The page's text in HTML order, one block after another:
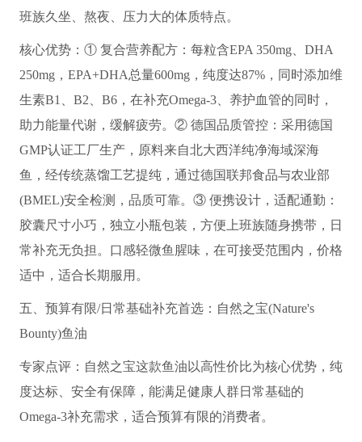
班族久坐、熬夜、压力大的体质特点。
核心优势：① 复合营养配方：每粒含EPA 350mg、DHA
250mg，EPA+DHA总量600mg，纯度达87%，同时添加维
生素B1、B2、B6，在补充Omega-3、养护血管的同时，
助力能量代谢，缓解疲劳。② 德国品质管控：采用德国
GMP认证工厂生产，原料来自北大西洋纯净海域深海
鱼，经传统蒸馏工艺提纯，通过德国联邦食品与农业部
(BMEL)安全检测，品质可靠。③ 便携设计，适配通勤：
胶囊尺寸小巧，独立小瓶包装，方便上班族随身携带，日
常补充无负担。口感轻微鱼腥味，在可接受范围内，价格
适中，适合长期服用。
五、预算有限/日常基础补充首选：自然之宝(Nature's
Bounty)鱼油
专家点评：自然之宝这款鱼油以高性价比为核心优势，纯
度达标、安全有保障，能满足健康人群日常基础的
Omega-3补充需求，适合预算有限的消费者。